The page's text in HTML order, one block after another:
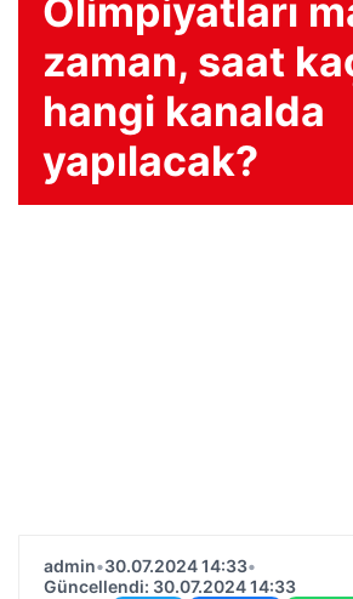
Olimpiyatları
zaman, saat
hangi kanalda
yapılacak?
admin•30.07.2024 14:33•
Güncellendi: 30.07.2024 14:33